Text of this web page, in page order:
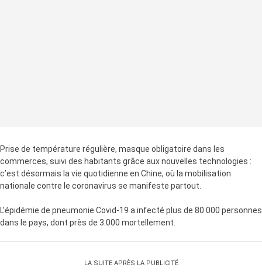
Prise de température régulière, masque obligatoire dans les
commerces, suivi des habitants grâce aux nouvelles technologies :
c’est désormais la vie quotidienne en Chine, où la mobilisation
nationale contre le coronavirus se manifeste partout.
L’épidémie de pneumonie Covid-19 a infecté plus de 80.000 personnes
dans le pays, dont près de 3.000 mortellement.
LA SUITE APRÈS LA PUBLICITÉ